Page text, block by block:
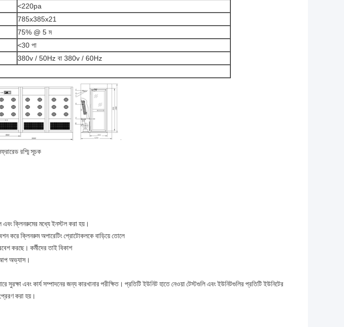
<220pa
785x385x21
75% @ 5 ম
<30 পা
380v / 50Hz বা 380v / 60Hz
রশ্মি সূচক
এবং ক্লিনরুমের মধ্যে ইনস্টল করা হয়।
করে ক্লিনরুম অপারেটিং প্রোটোকলকে বাড়িয়ে তোলে
করছে। কর্মীদের তাই বিকাশ
আপ অভ্যাস।
এবং কার্য সম্পাদনের জন্য কারখানার পরীক্ষিত। প্রতিটি ইউনিট হাতে নেওয়া টেস্টগুলি এবং ইউনিটগুলির প্রতিটি ইউনিটের
করা হয়।